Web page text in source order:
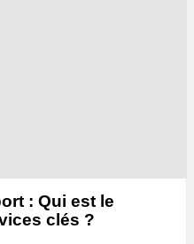
: Qui est le
clés ?